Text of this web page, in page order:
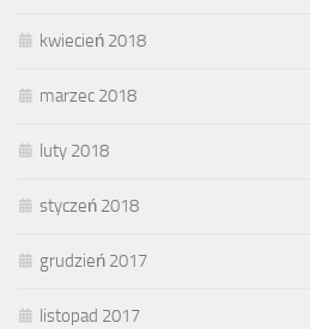
kwiecień 2018
marzec 2018
luty 2018
styczeń 2018
grudzień 2017
listopad 2017